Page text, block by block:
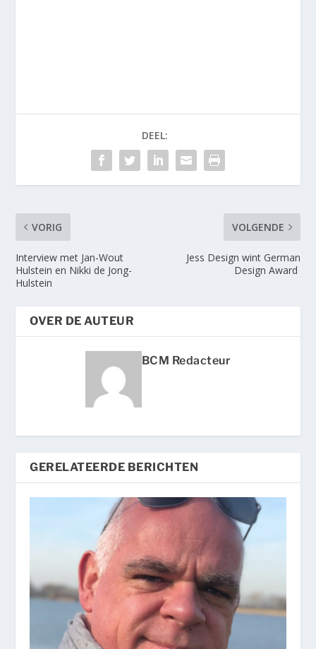
DEEL:
VORIG
Interview met Jan-Wout
Hulstein en Nikki de Jong-
Hulstein
VOLGENDE
Jess Design wint German
Design Award
OVER DE AUTEUR
BCM Redacteur
GERELATEERDE BERICHTEN